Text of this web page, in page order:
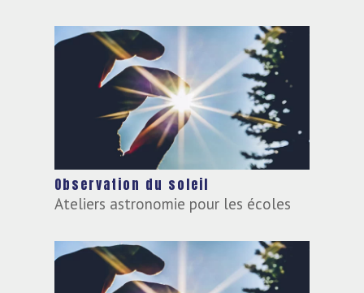
Observation du soleil
Ateliers astronomie pour les écoles